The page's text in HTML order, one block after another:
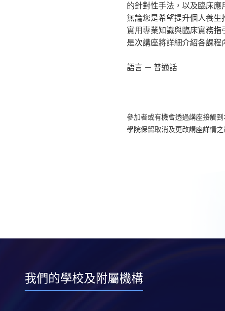
的針對性手法，以及臨床應
無論您是希望提升個人養
實用專業知識與臨床實務指
是次講座將詳細介紹各課程
語言 － 普通話
參加者或有機會透過講座接觸到
學院保留取消及更改講座詳情
我們的學校及附屬機構